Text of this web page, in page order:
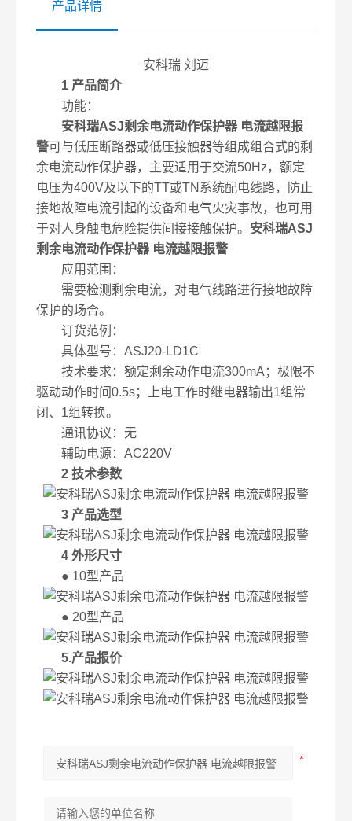
产品详情
安科瑞 刘迈
1 产品简介
功能：
安科瑞ASJ剩余电流动作保护器 电流越限报
警可与低压断路器或低压接触器等组成组合式的剩
余电流动作保护器，主要适用于交流50Hz，额定
电压为400V及以下的TT或TN系统配电线路，防止
接地故障电流引起的设备和电气火灾事故，也可用
于对人身触电危险提供间接接触保护。 安科瑞ASJ
剩余电流动作保护器 电流越限报警
应用范围：
需要检测剩余电流，对电气线路进行接地故障
保护的场合。
订货范例：
具体型号：ASJ20-LD1C
技术要求：额定剩余动作电流300mA；极限不
驱动动作时间0.5s；上电工作时继电器输出1组常
闭、1组转换。
通讯协议：无
辅助电源：AC220V
2 技术参数
3 产品选型
4 外形尺寸
● 10型产品
● 20型产品
5.产品报价